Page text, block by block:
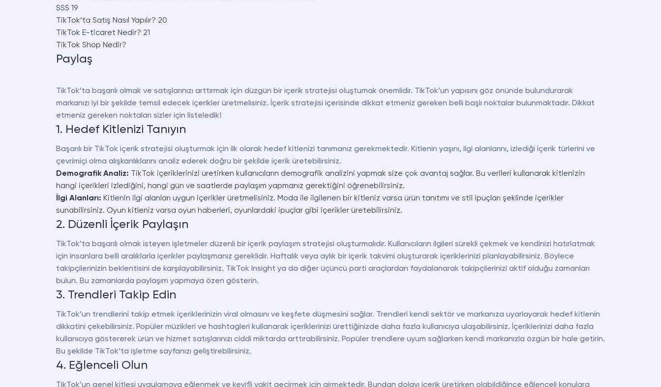
SSS 19
TikTok’ta Satış Nasıl Yapılır? 20
TikTok E-ticaret Nedir? 21
TikTok Shop Nedir?
Paylaş
TikTok’ta başarılı olmak ve satışlarınızı arttırmak için düzgün bir içerik stratejisi oluştumak önemlidir. TikTok’un yapısını göz önünde bulundurarak
markanızı iyi bir şekilde temsil edecek içerikler üretmelisiniz. İçerik stratejisi içerisinde dikkat etmeniz gereken belli başlı noktalar bulunmaktadır. Dikkat
etmeniz gereken noktaları sizler için listeledik!
1. Hedef Kitlenizi Tanıyın
Başarılı bir TikTok içerik stratejisi oluşturmak için ilk olarak hedef kitlenizi tanımanız gerekmektedir. Kitlenin yaşını, ilgi alanlarını, izlediği içerik türlerini ve
çevrimiçi olma alışkanlıklarını analiz ederek doğru bir şekilde içerik üretebilirsiniz.
Demografik Analiz: TikTok içeriklerinizi üretirken kullanıcıların demografik analizini yapmak size çok avantaj sağlar. Bu verileri kullanarak kitlenizin
hangi içerikleri izlediğini, hangi gün ve saatlerde paylaşım yapmanız gerektiğini öğrenebilirsiniz.
İlgi Alanları: Kitlenin ilgi alanları uygun içerikler üretmelisiniz. Moda ile ilgilenen bir kitleniz varsa ürün tanıtımı ve stil ipuçları şeklinde içerikler
sunabilirsiniz. Oyun kitleniz varsa oyun haberleri, oyunlardaki ipuçlar gibi içerikler üretebilirsiniz.
2. Düzenli İçerik Paylaşın
TikTok’ta başarılı olmak isteyen işletmeler düzenli bir içerik paylaşım stratejisi oluşturmalıdır. Kullanıcıların ilgileri sürekli çekmek ve kendinizi hatırlatmak
için insanlara belli aralıklarla içerikler paylaşmanız gereklidir. Haftalık veya aylık bir içerik takvimi oluşturarak içeriklerinizi planlayabilirsiniz. Böylece
takipçilerinizin beklentisini de karşılayabilirsiniz. TikTok Insight ya da diğer üçüncü parti araçlardan faydalanarak takipçilerinizi aktif olduğu zamanları
bulun. Bu zamanlarda paylaşım yapmaya özen gösterin.
3. Trendleri Takip Edin
TikTok’un trendlerini takip etmek içeriklerinizin viral olmasını ve keşfete düşmesini sağlar. Trendleri kendi sektör ve markanıza uyarlayarak hedef kitlenin
dikkatini çekebilirsiniz. Popüler müzikleri ve hashtagleri kullanarak içeriklerinizi ürettiğinizde daha fazla kullanıcıya ulaşabilirsiniz. İçeriklerinizi daha fazla
kullanıcıya göstererek ürün ve hizmet satışlarınızı ciddi miktarda arttırabilirsiniz. Popüler trendlere uyum sağlarken kendi markanızla özgün bir hale getirin.
Bu şekilde TikTok’ta işletme sayfanızı geliştirebilirsiniz.
4. Eğlenceli Olun
TikTok’un genel kitlesi uygulamaya eğlenmek ve keyifli vakit geçirmek için girmektedir. Bundan dolayı içerik üretirken olabildiğince eğlenceli konulara